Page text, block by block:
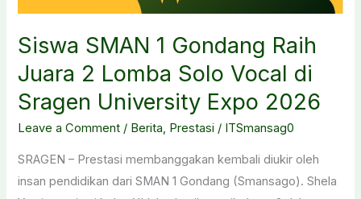
Siswa SMAN 1 Gondang Raih
Juara 2 Lomba Solo Vocal di
Sragen University Expo 2026
Leave a Comment / Berita, Prestasi / ITSmansag0
SRAGEN – Prestasi membanggakan kembali diukir oleh
insan pendidikan dari SMAN 1 Gondang (Smansago). Shela